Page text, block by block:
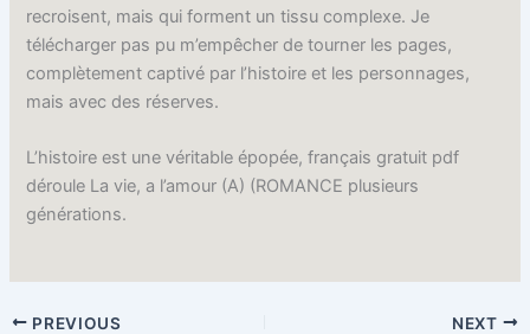
recroisent, mais qui forment un tissu complexe. Je
télécharger pas pu m’empêcher de tourner les pages,
complètement captivé par l’histoire et les personnages,
mais avec des réserves.
L’histoire est une véritable épopée, français gratuit pdf
déroule La vie, a l’amour (A) (ROMANCE plusieurs
générations.
PREVIOUS NEXT